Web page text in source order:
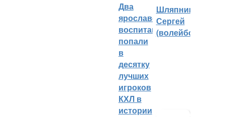
Два
ярославских
воспитанника
попали
в
десятку
лучших
игроков
КХЛ в
истории
Шляпников
Сергей
(волейбол)